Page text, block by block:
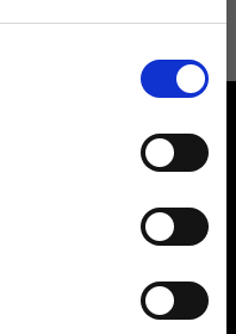
Rispondiamo a tutte le tue